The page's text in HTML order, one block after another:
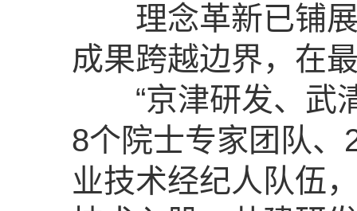
理念革新已铺展
成果跨越边界，在
“京津研发、武清
8个院士专家团队
业技术经纪人队伍